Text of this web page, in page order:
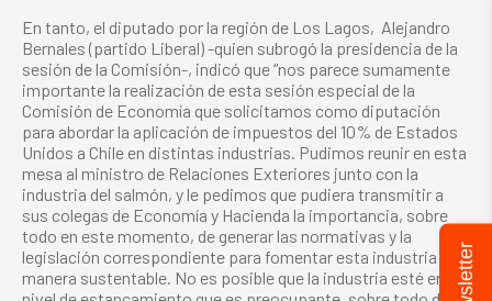
En tanto, el diputado por la región de Los Lagos, Alejandro
Bernales (partido Liberal) -quien subrogó la presidencia de la
sesión de la Comisión-, indicó que “nos parece sumamente
importante la realización de esta sesión especial de la
Comisión de Economía que solicitamos como diputación
para abordar la aplicación de impuestos del 10% de Estados
Unidos a Chile en distintas industrias. Pudimos reunir en esta
mesa al ministro de Relaciones Exteriores junto con la
industria del salmón, y le pedimos que pudiera transmitir a
sus colegas de Economía y Hacienda la importancia, sobre
todo en este momento, de generar las normativas y la
legislación correspondiente para fomentar esta industria de
manera sustentable. No es posible que la industria esté en un